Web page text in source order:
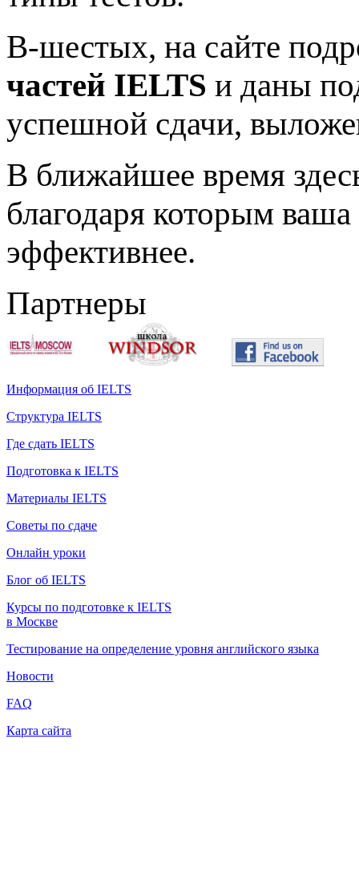
В-шестых, на сайте
частей IELTS и даны
успешной сдачи,
В ближайшее время
благодаря которым
эффективнее.
Партнеры
Информация об IELTS
Структура IELTS
Где сдать IELTS
Подготовка к IELTS
Материалы IELTS
Советы по сдаче
Онлайн уроки
Блог об IELTS
Курсы по подготовке к IELTS
в Москве
Тестирование на определение уровня английского языка
Новости
FAQ
Карта сайта